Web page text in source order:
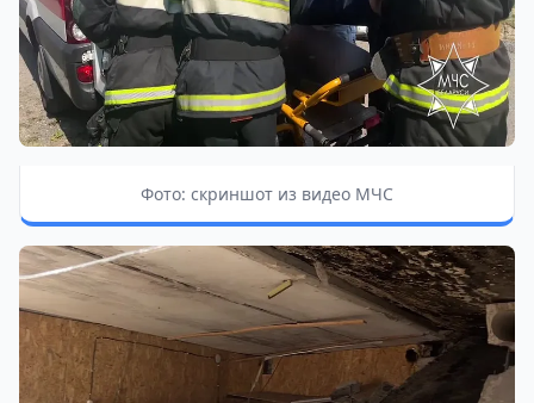
Фото: скриншот из видео МЧС